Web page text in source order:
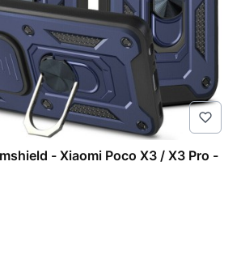
- Xiaomi Poco X3 / X3 Pro -